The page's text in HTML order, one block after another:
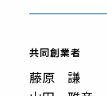
共同創業者
藤原 謙